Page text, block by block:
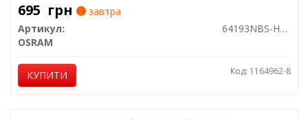
695 грн
завтра
Артикул:
64193NBS-HCB
OSRAM
КУПИТИ Код: 1164962-8